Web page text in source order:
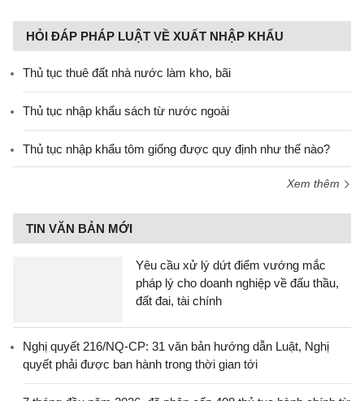
HỎI ĐÁP PHÁP LUẬT VỀ XUẤT NHẬP KHẨU
Thủ tục thuê đất nhà nước làm kho, bãi
Thủ tục nhập khẩu sách từ nước ngoài
Thủ tục nhập khẩu tôm giống được quy định như thế nào?
Xem thêm
TIN VĂN BẢN MỚI
Yêu cầu xử lý dứt điểm vướng mắc
pháp lý cho doanh nghiệp về đấu thầu,
đất đai, tài chính
Nghị quyết 216/NQ-CP: 31 văn bản hướng dẫn Luật, Nghị
quyết phải được ban hành trong thời gian tới